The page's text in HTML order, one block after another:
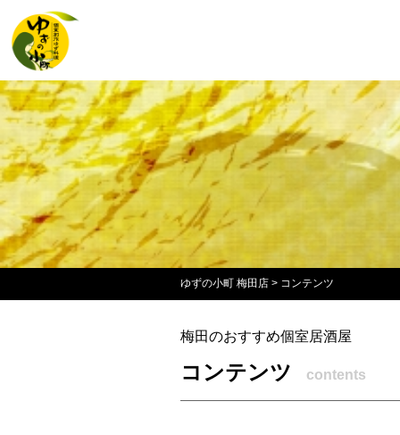
ゆずの小町 梅田店 > コンテンツ
梅田のおすすめ個室居酒屋
コンテンツ contents